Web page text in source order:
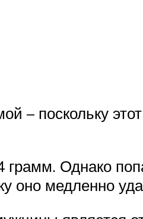
– поскольку
грамм. Однако
оно медленно